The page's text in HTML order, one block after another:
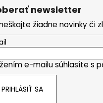
newsletter
žiadne novinky či
e-mailu súhlasíte s
PRIHLÁSIŤ SA